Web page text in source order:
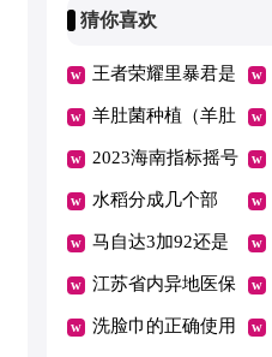
长成,我怎么接下
猜你喜欢
王者荣耀里暴君是
什么意思 王者荣
耀中暴君是啥
羊肚菌种植（羊肚
菌种植可行性研究
报告）
2023海南指标摇号
中签会通知吗 海
南摇号结果出来获
得指标是中签了吗
水稻分成几个部
分，什么时候结
果，发芽了怎么办
马自达3加92还是
95（马自达3加什
么汽油比较好）
江苏省内异地医保
报销比例和南京本
洗脸巾的正确使用